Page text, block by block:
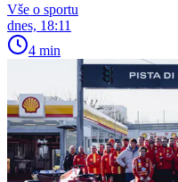
Vše o sportu
dnes, 18:11
4 min